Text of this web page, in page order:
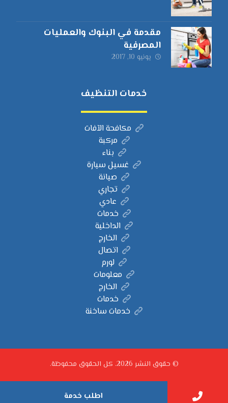
مقدمة في البنوك والعمليات
المصرفية
يونيو 10, 2017
خدمات التنظيف
مكافحة الآفات
مركبة
بناء
غسيل سيارة
صيانة
تجاري
عادي
خدمات
الداخلية
الخارج
اتصال
لورم
معلومات
الخارج
خدمات
خدمات ساخنة
© حقوق النشر 2026. كل الحقوق محفوظة.
اطلب خدمة